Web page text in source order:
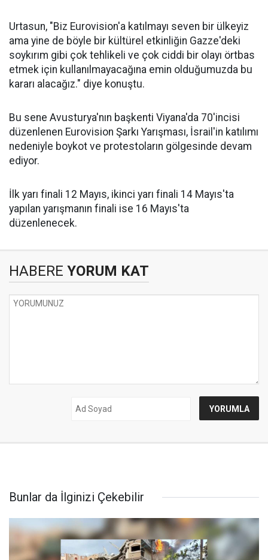
Urtasun, "Biz Eurovision'a katılmayı seven bir ülkeyiz
ama yine de böyle bir kültürel etkinliğin Gazze'deki
soykırım gibi çok tehlikeli ve çok ciddi bir olayı örtbas
etmek için kullanılmayacağına emin olduğumuzda bu
kararı alacağız." diye konuştu.
Bu sene Avusturya'nın başkenti Viyana'da 70'incisi
düzenlenen Eurovision Şarkı Yarışması, İsrail'in katılımı
nedeniyle boykot ve protestoların gölgesinde devam
ediyor.
İlk yarı finali 12 Mayıs, ikinci yarı finali 14 Mayıs'ta
yapılan yarışmanın finali ise 16 Mayıs'ta
düzenlenecek.
HABERE YORUM KAT
Bunlar da İlginizi Çekebilir